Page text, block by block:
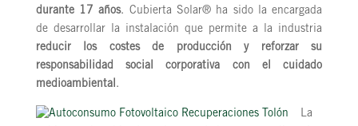
durante 17 años. Cubierta Solar® ha sido la encargada
de desarrollar la instalación que permite a la industria
reducir los costes de producción y reforzar su
responsabilidad social corporativa con el cuidado
medioambiental.
La